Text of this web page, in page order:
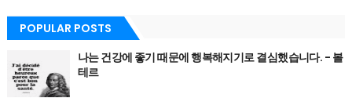
POPULAR POSTS
나는 건강에 좋기 때문에 행복해지기로 결심했습니다. - 볼
테르